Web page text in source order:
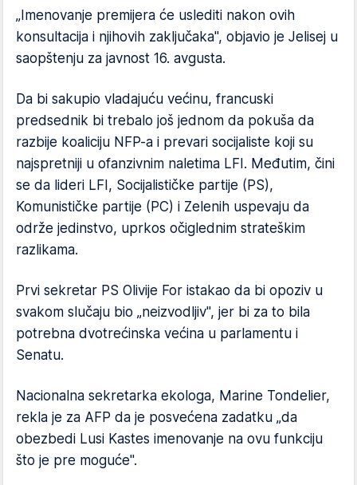
„Imenovanje premijera će uslediti nakon ovih
konsultacija i njihovih zaključaka", objavio je Jelisej u
saopštenju za javnost 16. avgusta.
Da bi sakupio vladajuću većinu, francuski
predsednik bi trebalo još jednom da pokuša da
razbije koaliciju NFP-a i prevari socijaliste koji su
najspretniji u ofanzivnim naletima LFI. Međutim, čini
se da lideri LFI, Socijalističke partije (PS),
Komunističke partije (PC) i Zelenih uspevaju da
održe jedinstvo, uprkos očiglednim strateškim
razlikama.
Prvi sekretar PS Olivije For istakao da bi opoziv u
svakom slučaju bio „neizvodljiv", jer bi za to bila
potrebna dvotrećinska većina u parlamentu i
Senatu.
Nacionalna sekretarka ekologa, Marine Tondelier,
rekla je za AFP da je posvećena zadatku „da
obezbedi Lusi Kastes imenovanje na ovu funkciju
što je pre moguće".